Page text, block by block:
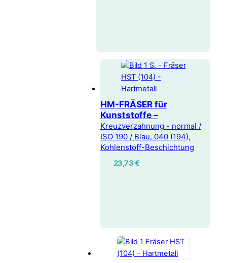
HM-FRÄSER für
Kunststoffe –
Kreuzverzahnung - normal /
ISO 190 / Blau, 040 (194),
Kohlenstoff-Beschichtung
23,73€